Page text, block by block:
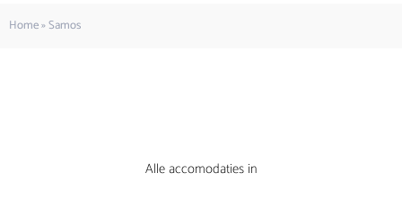
Home»Samos
Alle accomodaties in